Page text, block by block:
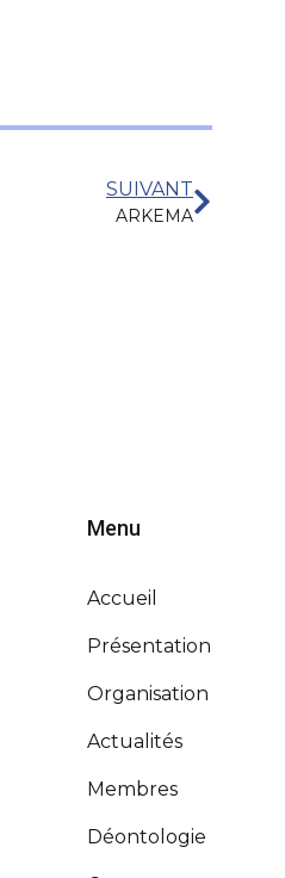
SUIVANT
ARKEMA
Menu
Accueil
Présentation
Organisation
Actualités
Membres
Déontologie